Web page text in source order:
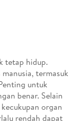
tetap hidup.
termasuk
untuk
benar. Selain
organ
rendah dapat